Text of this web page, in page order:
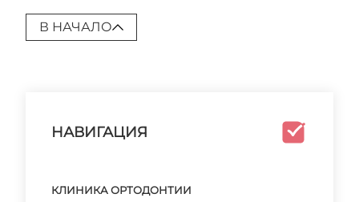
В НАЧАЛО
НАВИГАЦИЯ
КЛИНИКА ОРТОДОНТИИ